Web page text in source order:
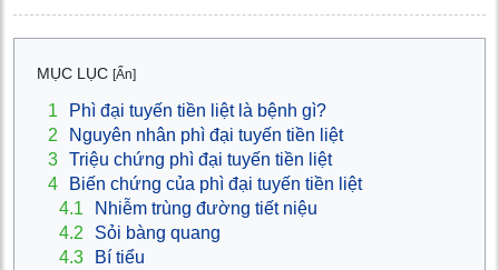
MỤC LỤC [Ẩn]
1
Phì đại tuyến tiền liệt là bệnh gì?
2
Nguyên nhân phì đại tuyến tiền liệt
3 Triệu chứng phì đại tuyến tiền liệt
4
Biến chứng của phì đại tuyến tiền liệt
4.1
Nhiễm trùng đường tiết niệu
4.2
Sỏi bàng quang
4.3
Bí tiểu